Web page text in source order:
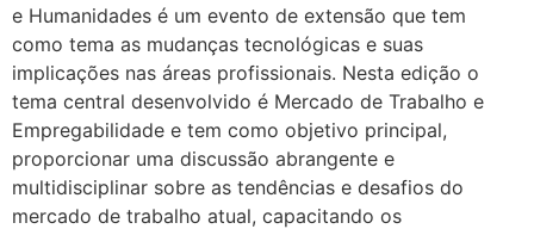
e Humanidades é um evento de extensão que tem
como tema as mudanças tecnológicas e suas
implicações nas áreas profissionais. Nesta edição o
tema central desenvolvido é Mercado de Trabalho e
Empregabilidade e tem como objetivo principal,
proporcionar uma discussão abrangente e
multidisciplinar sobre as tendências e desafios do
mercado de trabalho atual, capacitando os